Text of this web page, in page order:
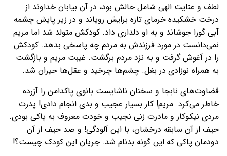
لطف و عنایت الهی شامل حالش بود، در آن بیابان خداوند از
درخت خشکیده خرمای تازه برایش رویاند و در زیر پایش چشمه
آبی گورا جوشاند و به او دلداری داد. کودکش متولد شد اما مریم
نمی‌دانست در مورد فرزندش به مردم چه پاسخی بدهد. کودکش
را در آغوش گرفت و به نزد مردم برگشت. غیبت مریم و بازگشت
به همراه نوزادی در بغل. چشم‌ها چرخید و عقل‌ها حیران شد.
قضاوت‌های نابجا و سخنان ناشایست بانوی پاکدامن را آزرده
خاطر می‌کرد. مریم! کار بسیار عجیب و بدی انجام دادی! پدرت
مردی نیکوکار و مادرت زنی نجیب و خودت معروف به پاکی بودی.
حيف از آن سابقه درخشان، با اين آلودگى! و صد حيف از آن
دودمان پاكى كه اين گونه بدنام شد. جریان این کودک چیست؟!